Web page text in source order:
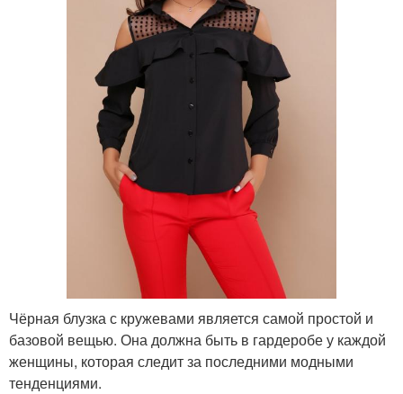
Чёрная блузка с кружевами является самой простой и
базовой вещью. Она должна быть в гардеробе у каждой
женщины, которая следит за последними модными
тенденциями.